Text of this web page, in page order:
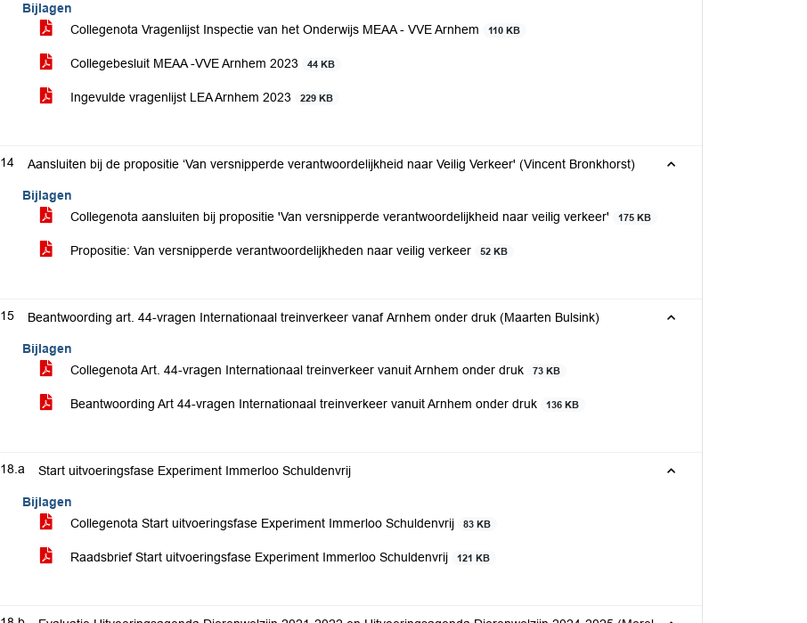
Bijlagen
Collegenota Vragenlijst Inspectie van het Onderwijs MEAA - VVE Arnhem
110 KB
Collegebesluit MEAA -VVE Arnhem 2023 44 KB
Ingevulde vragenlijst LEA Arnhem 2023 229 KB
14 Aansluiten bij de propositie ‘Van versnipperde verantwoordelijkheid naar Veilig Verkeer' (Vincent Bronkhorst)
Bijlagen
Collegenota aansluiten bij propositie 'Van versnipperde verantwoordelijkheid naar veilig verkeer'
175 KB
Propositie: Van versnipperde verantwoordelijkheden naar veilig verkeer 52 KB
15 Beantwoording art. 44-vragen Internationaal treinverkeer vanaf Arnhem onder druk (Maarten Bulsink)
Bijlagen
Collegenota Art. 44-vragen Internationaal treinverkeer vanuit Arnhem onder druk
73 KB
Beantwoording Art 44-vragen Internationaal treinverkeer vanuit Arnhem onder druk 136 KB
18.a Start uitvoeringsfase Experiment Immerloo Schuldenvrij
Bijlagen
Collegenota Start uitvoeringsfase Experiment Immerloo Schuldenvrij
83 KB
Raadsbrief Start uitvoeringsfase Experiment Immerloo Schuldenvrij 121 KB